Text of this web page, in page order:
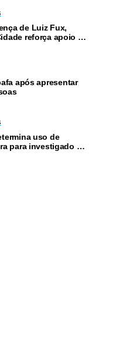
de Luiz Fux,
reforça apoio a
após apresentar
uso de
para investigado por